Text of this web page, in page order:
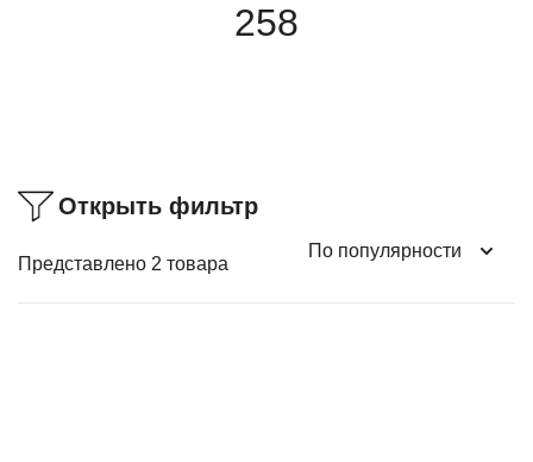
258
Открыть фильтр
Представлено 2 товара